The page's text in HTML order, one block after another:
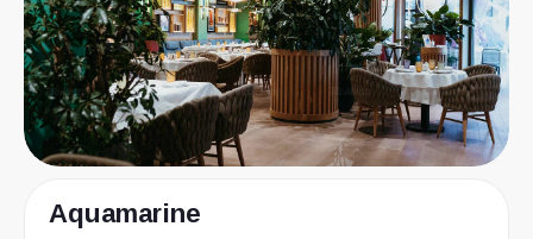
Aquamarine